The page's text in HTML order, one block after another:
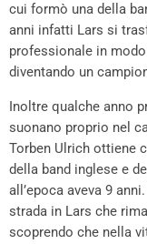
cui formò una della
anni infatti Lars si
professionale in
diventando un
Inoltre qualche anno
suonano proprio nel
Torben Ulrich ottiene
della band inglese e
all’epoca aveva 9
strada in Lars che
scoprendo che nella